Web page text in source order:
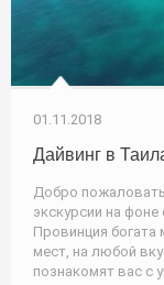
01.11.2018
Дайвинг в
Добро
экскурсии на
Провинция богата
мест, на любой
познакомят вас с